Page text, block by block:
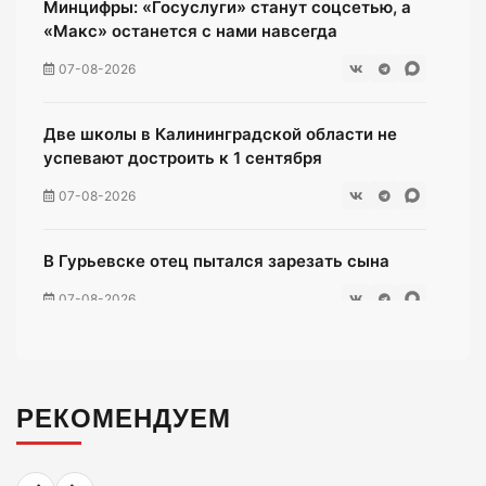
Минцифры: «Госуслуги» станут соцсетью, а
«Макс» останется с нами навсегда
07-08-2026
Две школы в Калининградской области не
успевают достроить к 1 сентября
07-08-2026
В Гурьевске отец пытался зарезать сына
07-08-2026
07-08-2026
РЕКОМЕНДУЕМ